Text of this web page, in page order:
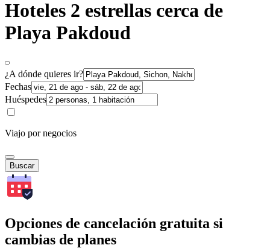
Hoteles 2 estrellas cerca de
Playa Pakdoud
¿A dónde quieres ir?
Fechas
Huéspedes
Viajo por negocios
Buscar
Opciones de cancelación gratuita si
cambias de planes